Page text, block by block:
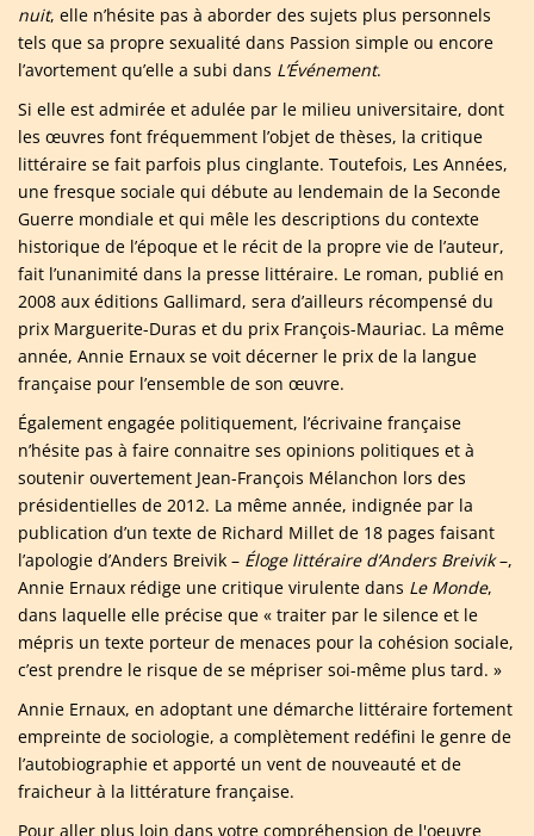
nuit, elle n’hésite pas à aborder des sujets plus personnels
tels que sa propre sexualité dans Passion simple ou encore
l’avortement qu’elle a subi dans L’Événement.
Si elle est admirée et adulée par le milieu universitaire, dont
les œuvres font fréquemment l’objet de thèses, la critique
littéraire se fait parfois plus cinglante. Toutefois, Les Années,
une fresque sociale qui débute au lendemain de la Seconde
Guerre mondiale et qui mêle les descriptions du contexte
historique de l’époque et le récit de la propre vie de l’auteur,
fait l’unanimité dans la presse littéraire. Le roman, publié en
2008 aux éditions Gallimard, sera d’ailleurs récompensé du
prix Marguerite-Duras et du prix François-Mauriac. La même
année, Annie Ernaux se voit décerner le prix de la langue
française pour l’ensemble de son œuvre.
Également engagée politiquement, l’écrivaine française
n’hésite pas à faire connaitre ses opinions politiques et à
soutenir ouvertement Jean-François Mélanchon lors des
présidentielles de 2012. La même année, indignée par la
publication d’un texte de Richard Millet de 18 pages faisant
l’apologie d’Anders Breivik – Éloge littéraire d’Anders Breivik–,
Annie Ernaux rédige une critique virulente dans Le Monde,
dans laquelle elle précise que « traiter par le silence et le
mépris un texte porteur de menaces pour la cohésion sociale,
c’est prendre le risque de se mépriser soi-même plus tard. »
Annie Ernaux, en adoptant une démarche littéraire fortement
empreinte de sociologie, a complètement redéfini le genre de
l’autobiographie et apporté un vent de nouveauté et de
fraicheur à la littérature française.
Pour aller plus loin dans votre compréhension de l'oeuvre